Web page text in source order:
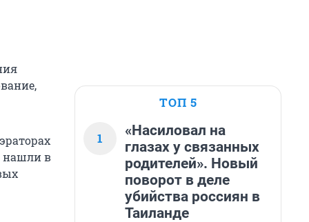
нашли в
ТОП 5
1
«Насиловал на
глазах у связанных
родителей». Новый
поворот в деле
убийства россиян в
Таиланде